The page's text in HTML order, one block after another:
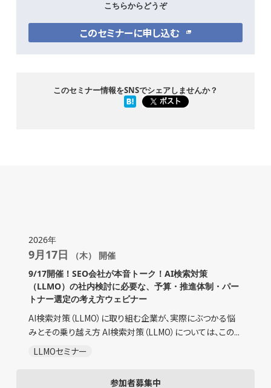
こちらからどうぞ
このセミナーに申し込む
このセミナー情報をSNSでシェアしませんか？
2026年
9月17日 （木） 開催
9/17開催！SEO会社が本音トーク！AI検索対策
（LLMO）の社内検討に必要な、予算・推進体制・パー
トナー選定の考え方ウェビナー
AI検索対策（LLMO）に取り組む企業が、実際にぶつかる悩
みとその乗り越え方 AI検索対策（LLMO）については、この...
LLMOセミナー
参加者募集中